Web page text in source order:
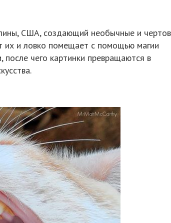
США, создающий необычные и
их и ловко помещает с помощью магии
чего картинки превращаются в